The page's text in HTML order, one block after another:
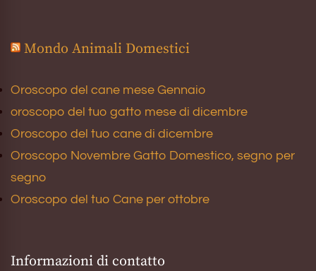
Mondo Animali Domestici
Oroscopo del cane mese Gennaio
oroscopo del tuo gatto mese di dicembre
Oroscopo del tuo cane di dicembre
Oroscopo Novembre Gatto Domestico, segno per
segno
Oroscopo del tuo Cane per ottobre
Informazioni di contatto